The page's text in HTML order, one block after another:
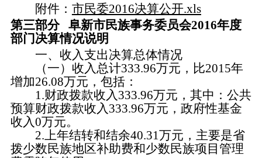
附件： 市民委2016决算公开.xls
第三部分
阜新市民族事务委员会2016年度
部门决算情况说明
一、收入支出决算总体情况
（一）收入总计333.96万元，比2015年
增加26.08万元，包括：
1.财政拨款收入333.96万元，其中：公共
预算财政拨款收入333.96万元，政府性基金
收入0万元。
2.上年结转和结余40.31万元，主要是省
拨少数民族地区补助费和少数民族项目管理